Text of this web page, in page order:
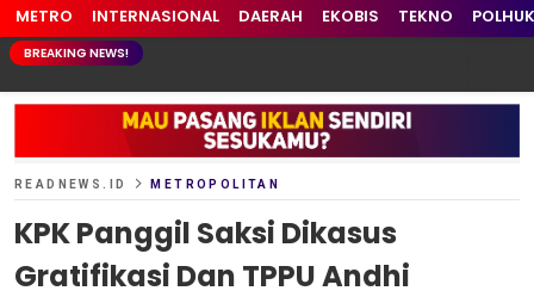
readnews.id
Berita Terkini, Update Terbaru Hari ini dari Indonesia dan Dunia
METRO INTERNASIONAL DAERAH EKOBIS TEKNO
BREAKING NEWS!
READNEWS.ID METROPOLITAN
KPK Panggil Saksi Dikasus
Gratifikasi Dan TPPU Andhi